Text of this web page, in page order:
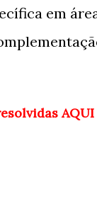
em
AQUI